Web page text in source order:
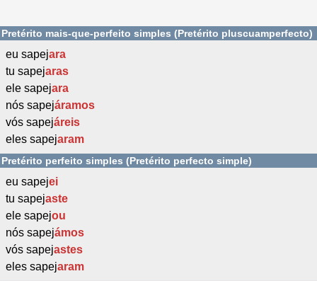
Pretérito mais-que-perfeito simples (Pretérito pluscuamperfecto)
eu sapejara
tu sapejaras
ele sapejara
nós sapejáramos
vós sapejáreis
eles sapejaram
Pretérito perfeito simples (Pretérito perfecto simple)
eu sapejei
tu sapejaste
ele sapejou
nós sapejámos
vós sapejastes
eles sapejaram